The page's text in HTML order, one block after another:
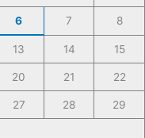
6 7 8
13 14 15
20 21 22
27 28 29